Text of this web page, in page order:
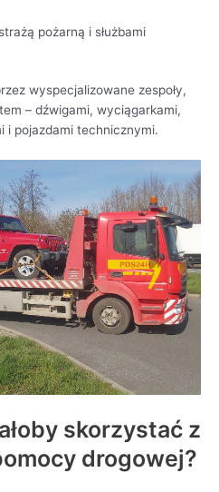
pożarną i służbami
wyspecjalizowane zespoły,
– dźwigami, wyciągarkami,
i pojazdami technicznymi.
skorzystać z
drogowej?